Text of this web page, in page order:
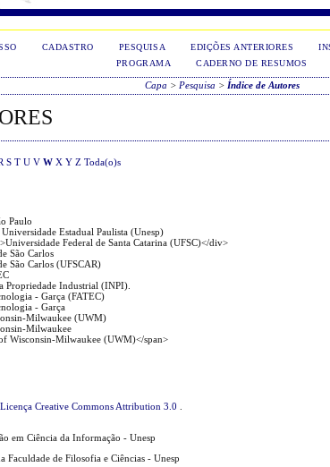
CADASTRO PESQUISA EDIÇÕES ANTERIORES
PROGRAMA
CADERNO DE RESUMOS
Capa > Pesquisa > Índice de Autores
S T U V W X Y Z Toda(o)s
Paulo
, Universidade Estadual Paulista (Unesp)
Federal de Santa Catarina (UFSC)</div>
São Carlos
São Carlos (UFSCAR)
Propriedade Industrial (INPI).
- Garça (FATEC)
- Garça
Milwaukee (UWM)
Milwaukee
Wisconsin-Milwaukee (UWM)</span>
Licença Creative Commons Attribution 3.0
em Ciência da Informação - Unesp
Faculdade de Filosofia e Ciências - Unesp